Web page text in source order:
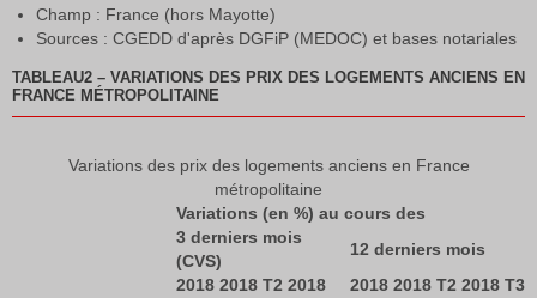
Champ : France (hors Mayotte)
Sources : CGEDD d'après DGFiP (MEDOC) et bases notariales
TABLEAU2 – VARIATIONS DES PRIX DES LOGEMENTS ANCIENS EN
FRANCE MÉTROPOLITAINE
Variations des prix des logements anciens en France
métropolitaine
Variations (en %) au cours des
3 derniers mois
(CVS)
12 derniers mois
2018 2018 T2 2018
2018 2018 T2 2018 T3